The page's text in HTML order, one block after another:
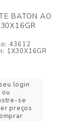
BATON AO
43612
1X30X16GR
login
ou
se
preços